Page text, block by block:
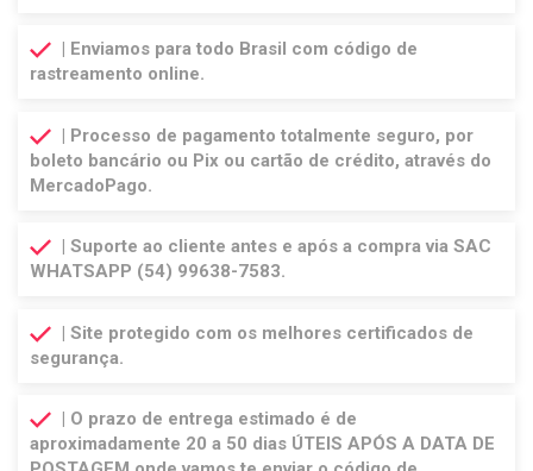
| Enviamos para todo Brasil com código de
rastreamento online.
| Processo de pagamento totalmente seguro, por
boleto bancário ou Pix ou cartão de crédito, através do
MercadoPago.
| Suporte ao cliente antes e após a compra via SAC
WHATSAPP (54) 99638-7583.
| Site protegido com os melhores certificados de
segurança.
| O prazo de entrega estimado é de
aproximadamente 20 a 50 dias ÚTEIS APÓS A DATA DE